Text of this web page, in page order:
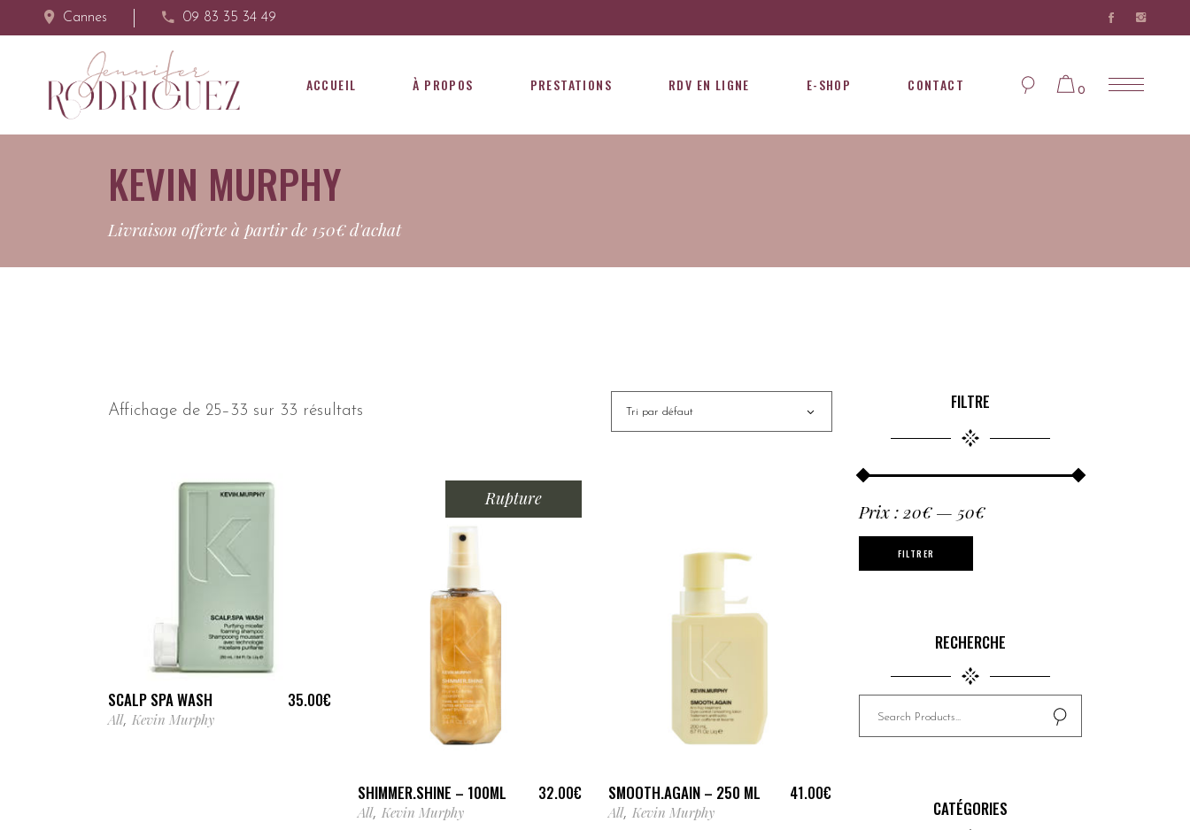
Cannes 09 83 35 34 49
ACCUEIL À PROPOS PRESTATIONS RDV EN LIGNE E-SHOP CONTACT 0
KEVIN MURPHY
Livraison offerte à partir de 150€ d'achat
Affichage de 25–33 sur 33 résultats Tri par défaut
AJOUTER AU PANIER
SCALP SPA WASH 35.00€
All, Kevin Murphy
Rupture
LIRE LA SUITE
SHIMMER.SHINE – 100ML 32.00€
All,Kevin Murphy
AJOUTER AU PANIER
SMOOTH.AGAIN – 250 ML 41.00€
All, Kevin Murphy
FILTRE
FILTRER
Prix : 20€— 50€
RECHERCHE
CATÉGORIES